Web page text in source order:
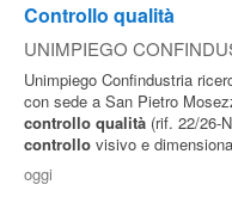
Controllo qualità
UNIMPIEGO
Unimpiego Confindustria
con sede a San Pietro
controllo qualità (rif. 22/26-
controllo visivo e
oggi